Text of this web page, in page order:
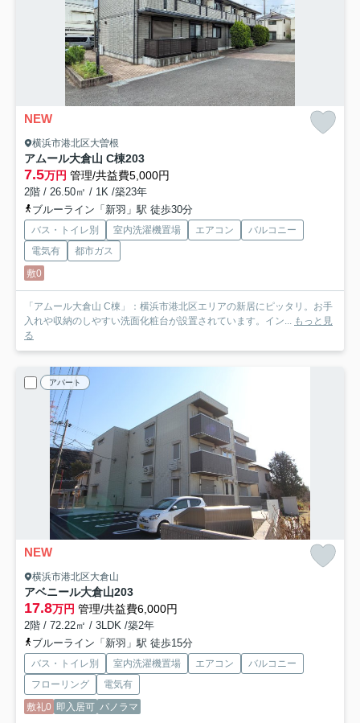
NEW
横浜市港北区大曽根
アムール大倉山 C棟203
7.5万円 管理/共益費5,000円
2階 / 26.50㎡ / 1K /築23年
ブルーライン「新羽」駅 徒歩30分
バス・トイレ別 室内洗濯機置場 エアコン
バルコニー
電気有
都市ガス
敷0
「アムール大倉山 C棟」：横浜市港北区エリアの新居にピッタリ。お手
入れや収納のしやすい洗面化粧台が設置されています。イン... もっと見
る
アパート
NEW
横浜市港北区大倉山
アベニール大倉山203
17.8万円 管理/共益費6,000円
2階 / 72.22㎡ / 3LDK /築2年
ブルーライン「新羽」駅 徒歩15分
バス・トイレ別 室内洗濯機置場 エアコン
バルコニー
フローリング
電気有
敷礼0 即入居可 パノラマ